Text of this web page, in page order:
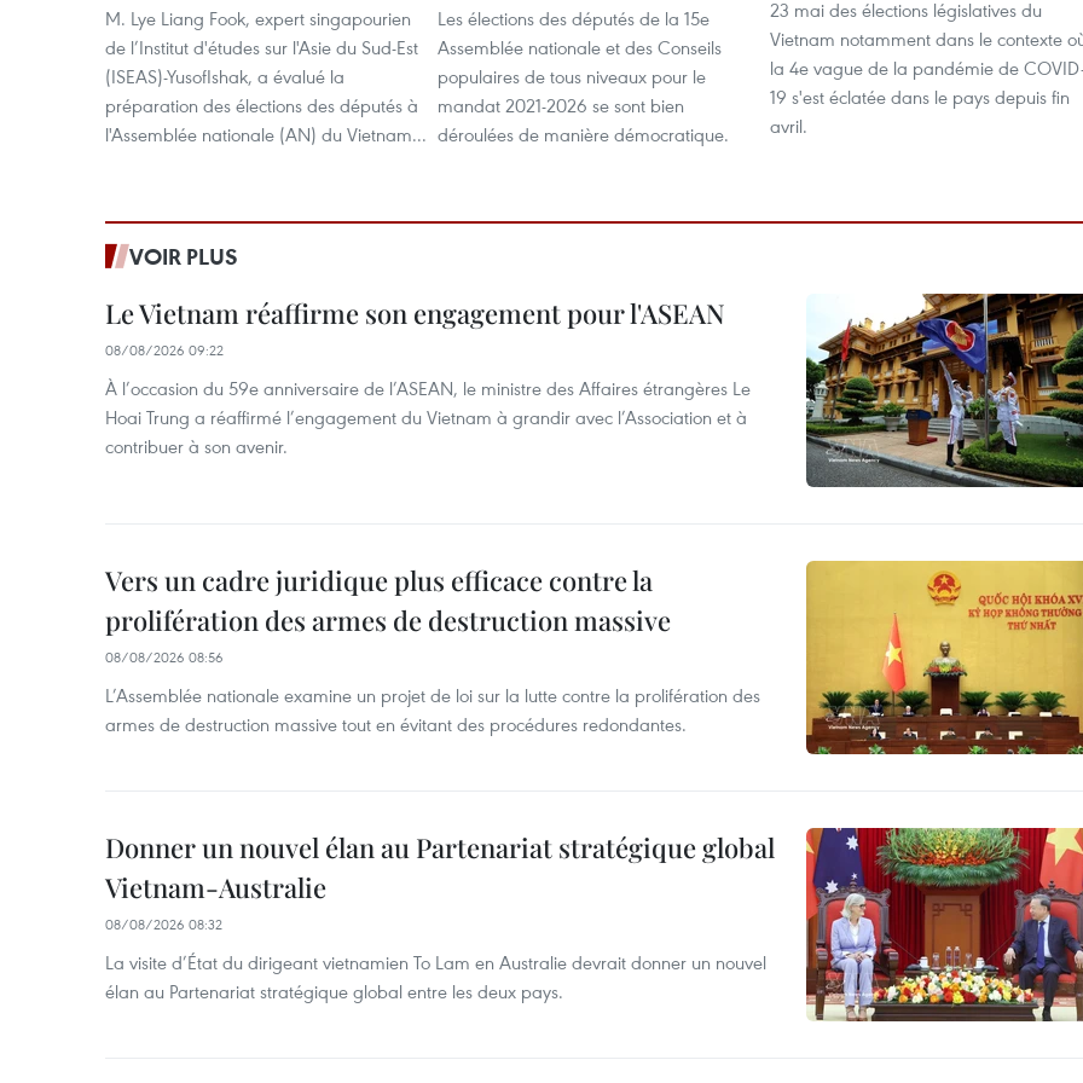
M. Lye Liang Fook, expert singapourien
de l’Institut d'études sur l'Asie du Sud-Est
(ISEAS)-YusofIshak, a évalué la
préparation des élections des députés à
l'Assemblée nationale (AN) du Vietnam...
Les élections des députés de la 15e
Assemblée nationale et des Conseils
populaires de tous niveaux pour le
mandat 2021-2026 se sont bien
déroulées de manière démocratique.
23 mai des élections législatives du
Vietnam notamment dans le contexte
la 4e vague de la pandémie de
19 s'est éclatée dans le pays depuis fin
avril.
VOIR PLUS
Le Vietnam réaffirme son engagement pour l'ASEAN
08/08/2026 09:22
À l’occasion du 59e anniversaire de l’ASEAN, le ministre des Affaires étrangères Le
Hoai Trung a réaffirmé l’engagement du Vietnam à grandir avec l’Association et à
contribuer à son avenir.
Vers un cadre juridique plus efficace contre la
prolifération des armes de destruction massive
08/08/2026 08:56
L’Assemblée nationale examine un projet de loi sur la lutte contre la prolifération des
armes de destruction massive tout en évitant des procédures redondantes.
Donner un nouvel élan au Partenariat stratégique global
Vietnam-Australie
08/08/2026 08:32
La visite d’État du dirigeant vietnamien To Lam en Australie devrait donner un nouvel
élan au Partenariat stratégique global entre les deux pays.